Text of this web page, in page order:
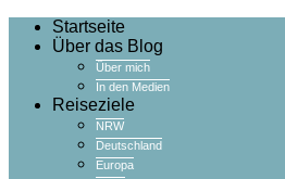
Startseite
Über das Blog
Über mich
In den Medien
Reiseziele
NRW
Deutschland
Europa